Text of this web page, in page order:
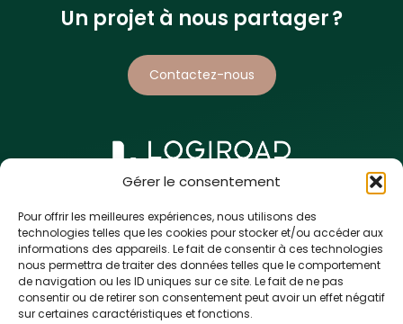
Gérer le consentement
Pour offrir les meilleures expériences, nous utilisons des
technologies telles que les cookies pour stocker et/ou accéder aux
informations des appareils. Le fait de consentir à ces technologies
nous permettra de traiter des données telles que le comportement
de navigation ou les ID uniques sur ce site. Le fait de ne pas
consentir ou de retirer son consentement peut avoir un effet négatif
sur certaines caractéristiques et fonctions.
Un projet à nous partager ?
Contactez-nous
44118 La Chevrolière, FRANCE
+33 (0)9 80 86 43 98